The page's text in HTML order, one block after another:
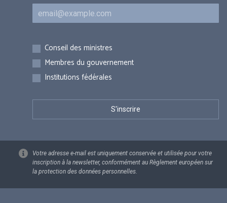
Courriel
Inscriptions
Conseil des ministres
Membres du gouvernement
Institutions fédérales
Votre adresse e-mail est uniquement conservée et utilisée pour votre
inscription à la newsletter, conformément au Règlement européen sur
la protection des données personnelles.